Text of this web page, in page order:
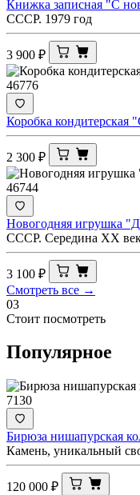
Книжка записная "С
СССР. 1979 год
3 900 ₽
46776
Коробка
2 300 ₽
46744
Новогодняя игрушка
СССР. Середина ХХ
3 100 ₽
Смотреть все →
03
Стоит посмотреть
Популярное
7130
Бирюза нишапурская
Камень, уникальный
120 000 ₽